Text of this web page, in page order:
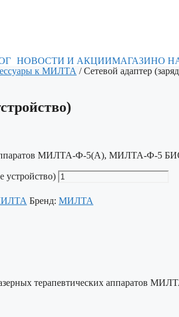
НОВОСТИ И АКЦИИМАГАЗИНО
к МИЛТА / Сетевой адаптер
аппаратов МИЛТА-Ф-5(А), МИЛТА-Ф-
устройство)
Бренд: МИЛТА
лазерных терапевтических